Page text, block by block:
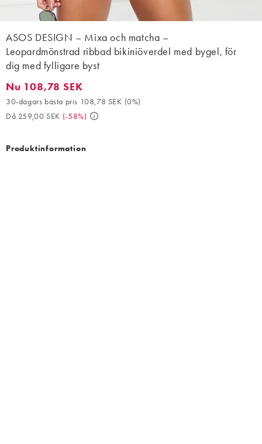
ASOS DESIGN – Mixa och matcha –
Leopardmönstrad ribbad bikiniöverdel med bygel, för
dig med fylligare byst
Nu 108,78 SEK. 30-dagars bästa pris 108,78 SEK (0%). Då
Nu 108,78 SEK
30-dagars bästa pris 108,78 SEK (0%)
Då 259,00 SEK (-58%)
Produktinformation